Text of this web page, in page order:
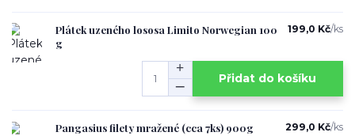
Plátek uzeného lososa Limito Norwegian 100
g
199,0 Kč/ks
Přidat do košíku
Pangasius filety mražené (cca 7ks) 900g 299,0 Kč/ks